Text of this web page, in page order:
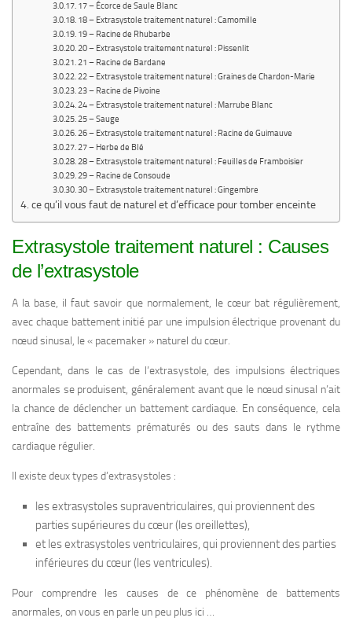
17 – Écorce de Saule Blanc
18 – Extrasystole traitement naturel : Camomille
19 – Racine de Rhubarbe
20 – Extrasystole traitement naturel : Pissenlit
21 – Racine de Bardane
22 – Extrasystole traitement naturel : Graines de Chardon-Marie
23 – Racine de Pivoine
24 – Extrasystole traitement naturel : Marrube Blanc
25 – Sauge
26 – Extrasystole traitement naturel : Racine de Guimauve
27 – Herbe de Blé
28 – Extrasystole traitement naturel : Feuilles de Framboisier
29 – Racine de Consoude
30 – Extrasystole traitement naturel : Gingembre
ce qu’il vous faut de naturel et d’efficace pour tomber enceinte
Extrasystole traitement naturel : Causes
de l’extrasystole
A la base, il faut savoir que normalement, le cœur bat régulièrement,
avec chaque battement initié par une impulsion électrique provenant du
nœud sinusal, le « pacemaker » naturel du cœur.
Cependant, dans le cas de l’extrasystole, des impulsions électriques
anormales se produisent, généralement avant que le nœud sinusal n’ait
la chance de déclencher un battement cardiaque. En conséquence, cela
entraîne des battements prématurés ou des sauts dans le rythme
cardiaque régulier.
Il existe deux types d’extrasystoles :
les extrasystoles supraventriculaires, qui proviennent des
parties supérieures du cœur (les oreillettes),
et les extrasystoles ventriculaires, qui proviennent des parties
inférieures du cœur (les ventricules).
Pour comprendre les causes de ce phénomène de battements
anormales, on vous en parle un peu plus ici …